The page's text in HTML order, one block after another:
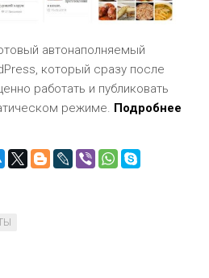
автонаполняемый
который сразу после
работать и публиковать
режиме. Подробнее